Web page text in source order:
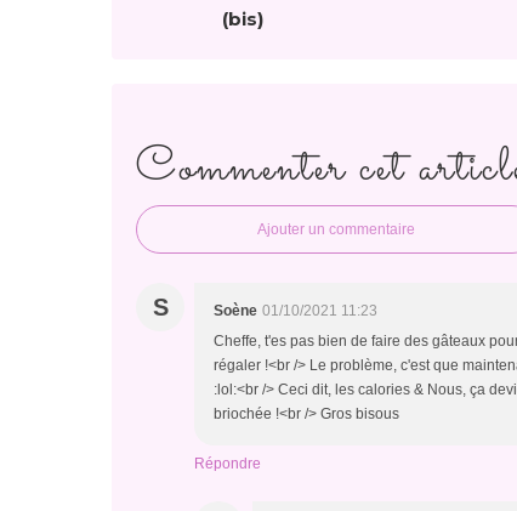
(bis)
Commenter cet
Ajouter un commentaire
S Soène 01/10/2021 11:23
Cheffe, t'es pas bien de faire des gâteaux
régaler !<br /> Le problème, c'est que
:lol:<br /> Ceci dit, les calories & Nous, ça
briochée !<br /> Gros bisous
Répondre